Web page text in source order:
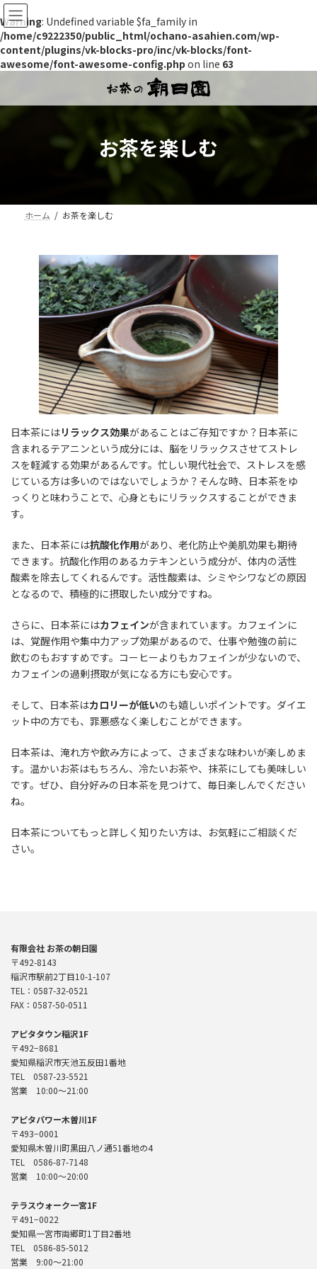
Warning: Undefined variable $fa_family in
/home/c9222350/public_html/ochano-asahien.com/wp-
content/plugins/vk-blocks-pro/inc/vk-blocks/font-
awesome/font-awesome-config.php on line 63
テ
プ
ゲ
動
お茶を楽しむ
ホーム お茶を楽しむ
日本茶にはリラックス効果があることはご存知ですか？日本茶に
含まれるテアニンという成分には、脳をリラックスさせてストレ
スを軽減する効果があるんです。忙しい現代社会で、ストレスを感
じている方は多いのではないでしょうか？そんな時、日本茶をゆ
っくりと味わうことで、心身ともにリラックスすることができま
す。
また、日本茶には抗酸化作用があり、老化防止や美肌効果も期待
できます。抗酸化作用のあるカテキンという成分が、体内の活性
酸素を除去してくれるんです。活性酸素は、シミやシワなどの原因
となるので、積極的に摂取したい成分ですね。
さらに、日本茶にはカフェインが含まれています。カフェインに
は、覚醒作用や集中力アップ効果があるので、仕事や勉強の前に
飲むのもおすすめです。コーヒーよりもカフェインが少ないので、
カフェインの過剰摂取が気になる方にも安心です。
そして、日本茶はカロリーが低いのも嬉しいポイントです。ダイエ
ット中の方でも、罪悪感なく楽しむことができます。
日本茶は、淹れ方や飲み方によって、さまざまな味わいが楽しめま
す。温かいお茶はもちろん、冷たいお茶や、抹茶にしても美味しい
です。ぜひ、自分好みの日本茶を見つけて、毎日楽しんでください
ね。
日本茶についてもっと詳しく知りたい方は、お気軽にご相談くだ
さい。
有限会社 お茶の朝日園
〒492-8143
稲沢市駅前2丁目10-1-107
TEL：0587-32-0521
FAX：0587-50-0511
アピタタウン稲沢1F
〒492−8681
愛知県稲沢市天池五反田1番地
TEL 0587-23-5521
営業 10:00〜21:00
アピタパワー木曽川1F
〒493−0001
愛知県木曽川町黒田八ノ通51番地の4
TEL 0586-87-7148
営業 10:00～20:00
テラスウォーク一宮1F
〒491−0022
愛知県一宮市両郷町1丁目2番地
TEL 0586-85-5012
営業 9:00～21:00